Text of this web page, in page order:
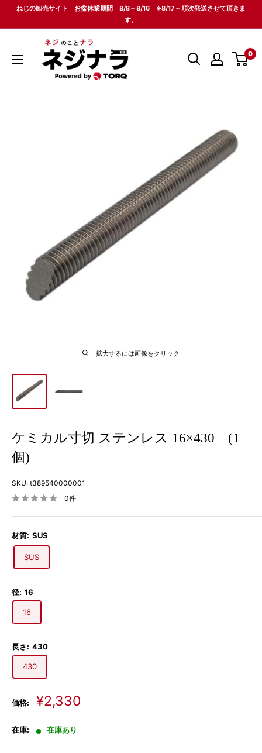
ねじの卸売サイト お盆休業期間 8/8～8/16 ※8/17～順次発送させて頂きま
す。
0
拡大するには画像をクリック
ケミカル寸切 ステンレス 16×430 (1
個)
SKU: t389540000001
0件
材質: SUS
SUS
径: 16
16
長さ: 430
430
価格:
販
価
¥2,330
在庫: 在庫あり